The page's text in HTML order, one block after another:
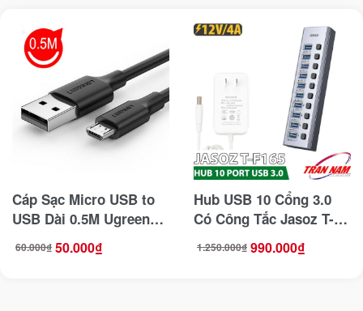
Cáp Sạc Micro USB to
USB Dài 0.5M Ugreen
60.000₫
Giá
gốc 50.000₫
Giá
hiện
Hub USB 10 Cổng 3.0
Có Công Tắc Jasoz T-
12V/4A )
1.250.000₫
Giá
gốc 990.000₫
Giá
hiện